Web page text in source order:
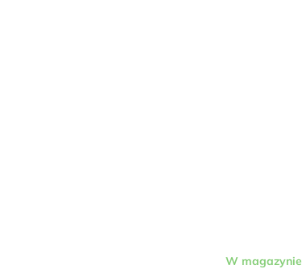
W magazynie